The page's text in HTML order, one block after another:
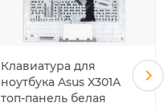
Клавиатура для
ноутбука Asus X301A
топ-панель белая